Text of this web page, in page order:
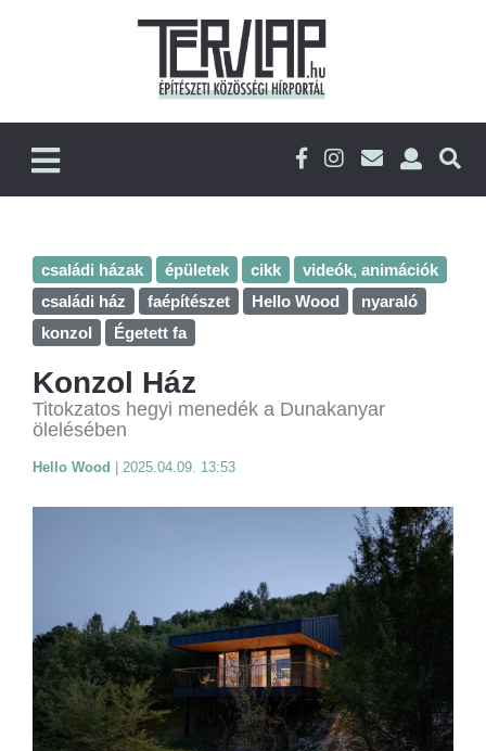
családi házak épületek cikk
videók, animációk
családi ház
faépítészet Hello Wood
nyaraló
konzol
Égetett fa
Konzol Ház
Titokzatos hegyi menedék a Dunakanyar
ölelésében
Hello Wood 2025.04.09. 13:53